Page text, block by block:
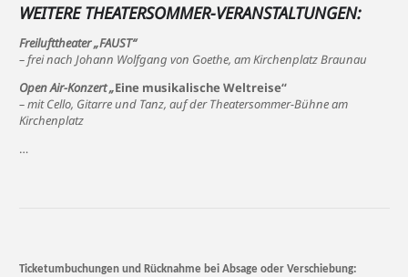
WEITERE THEATERSOMMER-VERANSTALTUNGEN:
Freilufttheater „FAUST“
– frei nach Johann Wolfgang von Goethe, am Kirchenplatz Braunau
Open Air-Konzert „Eine musikalische Weltreise“
– mit Cello, Gitarre und Tanz, auf der Theatersommer-Bühne am
Kirchenplatz
…
Ticketumbuchungen und Rücknahme bei Absage oder Verschiebung: